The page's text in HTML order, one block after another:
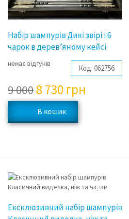
Набір шампурів Дикі звірі і 6
чарок в дерев’яному кейсі
немає відгуків Код: 062756
9 0008 730 грн
3%
Ексклюзивний набір шампурів